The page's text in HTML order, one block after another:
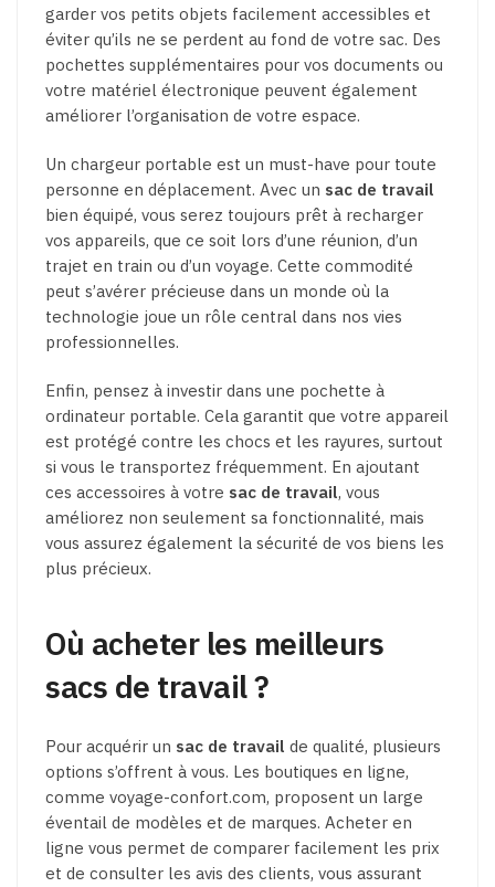
garder vos petits objets facilement accessibles et
éviter qu’ils ne se perdent au fond de votre sac. Des
pochettes supplémentaires pour vos documents ou
votre matériel électronique peuvent également
améliorer l’organisation de votre espace.
Un chargeur portable est un must-have pour toute
personne en déplacement. Avec un sac de travail
bien équipé, vous serez toujours prêt à recharger
vos appareils, que ce soit lors d’une réunion, d’un
trajet en train ou d’un voyage. Cette commodité
peut s’avérer précieuse dans un monde où la
technologie joue un rôle central dans nos vies
professionnelles.
Enfin, pensez à investir dans une pochette à
ordinateur portable. Cela garantit que votre appareil
est protégé contre les chocs et les rayures, surtout
si vous le transportez fréquemment. En ajoutant
ces accessoires à votre sac de travail, vous
améliorez non seulement sa fonctionnalité, mais
vous assurez également la sécurité de vos biens les
plus précieux.
Où acheter les meilleurs
sacs de travail ?
Pour acquérir un sac de travail de qualité, plusieurs
options s’offrent à vous. Les boutiques en ligne,
comme voyage-confort.com, proposent un large
éventail de modèles et de marques. Acheter en
ligne vous permet de comparer facilement les prix
et de consulter les avis des clients, vous assurant